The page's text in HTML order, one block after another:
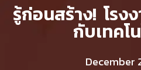
รู้ก่อนสร้าง! โรง
กับเทคโ
December